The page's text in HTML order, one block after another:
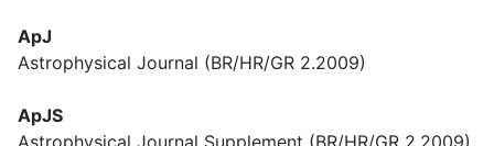
ApJ
Astrophysical Journal (BR/HR/GR 2.2009)
ApJS
Astrophysical Journal Supplement (BR/HR/GR 2.2009)